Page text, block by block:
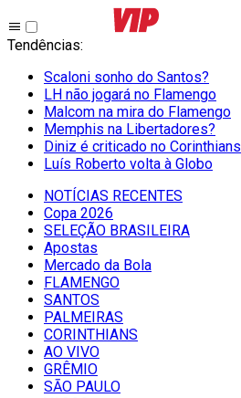
Tendências:
Scaloni sonho do Santos?
LH não jogará no Flamengo
Malcom na mira do Flamengo
Memphis na Libertadores?
Diniz é criticado no Corinthians
Luís Roberto volta à Globo
NOTÍCIAS RECENTES
Copa 2026
SELEÇÃO BRASILEIRA
Apostas
Mercado da Bola
FLAMENGO
SANTOS
PALMEIRAS
CORINTHIANS
AO VIVO
GRÊMIO
SĀO PAULO